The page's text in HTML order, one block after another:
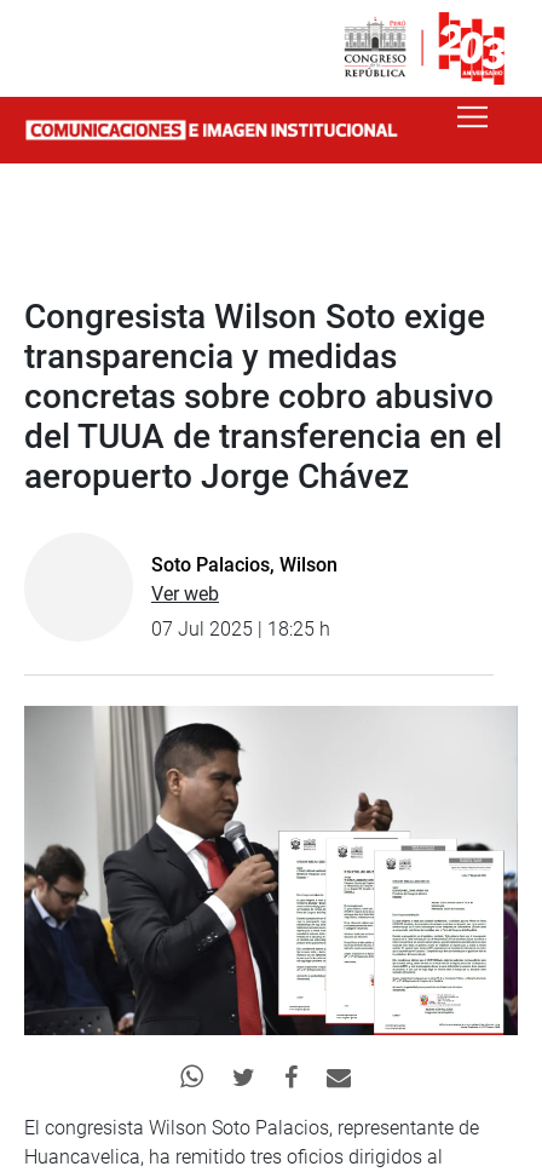
Congresista Wilson Soto exige
transparencia y medidas
concretas sobre cobro abusivo
del TUUA de transferencia en el
aeropuerto Jorge Chávez
Soto Palacios, Wilson
Ver web
07 Jul 2025 | 18:25 h
El congresista Wilson Soto Palacios, representante de
Huancavelica, ha remitido tres oficios dirigidos al